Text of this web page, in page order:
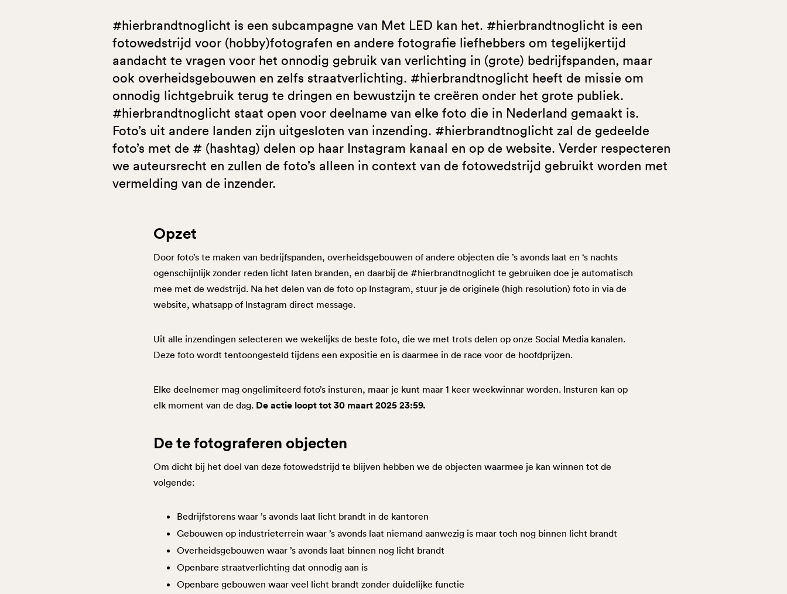
#hierbrandtnoglicht is een subcampagne van Met LED kan het. #hierbrandtnoglicht is een
fotowedstrijd voor (hobby)fotografen en andere fotografie liefhebbers om tegelijkertijd
aandacht te vragen voor het onnodig gebruik van verlichting in (grote) bedrijfspanden, maar
ook overheidsgebouwen en zelfs straatverlichting. #hierbrandtnoglicht heeft de missie om
onnodig lichtgebruik terug te dringen en bewustzijn te creëren onder het grote publiek.
#hierbrandtnoglicht staat open voor deelname van elke foto die in Nederland gemaakt is.
Foto’s uit andere landen zijn uitgesloten van inzending. #hierbrandtnoglicht zal de gedeelde
foto’s met de # (hashtag) delen op haar Instagram kanaal en op de website. Verder respecteren
we auteursrecht en zullen de foto’s alleen in context van de fotowedstrijd gebruikt worden met
vermelding van de inzender.
Opzet
Door foto’s te maken van bedrijfspanden, overheidsgebouwen of andere objecten die ’s avonds laat en ‘s nachts
ogenschijnlijk zonder reden licht laten branden, en daarbij de #hierbrandtnoglicht te gebruiken doe je automatisch
mee met de wedstrijd. Na het delen van de foto op Instagram, stuur je de originele (high resolution) foto in via de
website, whatsapp of Instagram direct message.
Uit alle inzendingen selecteren we wekelijks de beste foto, die we met trots delen op onze Social Media kanalen.
Deze foto wordt tentoongesteld tijdens een expositie en is daarmee in de race voor de hoofdprijzen.
Elke deelnemer mag ongelimiteerd foto’s insturen, maar je kunt maar 1 keer weekwinnar worden. Insturen kan op
elk moment van de dag. De actie loopt tot 30 maart 2025 23:59.
De te fotograferen objecten
Om dicht bij het doel van deze fotowedstrijd te blijven hebben we de objecten waarmee je kan winnen tot de
volgende:
Bedrijfstorens waar ’s avonds laat licht brandt in de kantoren
Gebouwen op industrieterrein waar ’s avonds laat niemand aanwezig is maar toch nog binnen licht brandt
Overheidsgebouwen waar ’s avonds laat binnen nog licht brandt
Openbare straatverlichting dat onnodig aan is
Openbare gebouwen waar veel licht brandt zonder duidelijke functie